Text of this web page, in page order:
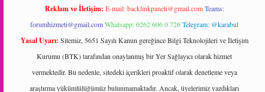
Reklam ve İletişim: E-mail:backlinkpaneli@gmail.com Teams:
forumhizmeti@gmail.comWhatsapp: 0262 606 0 726Telegram: @karabul
Yasal Uyarı: Sitemiz, 5651 Sayılı Kanun gereğince Bilgi Teknolojileri ve İletişim
Kurumu (BTK) tarafından onaylanmış bir Yer Sağlayıcı olarak hizmet
vermektedir. Bu nedenle, sitedeki içerikleri proaktif olarak denetleme veya
araştırma yükümlülüğümüz bulunmamaktadır. Ancak, üyelerimiz yazdıkları